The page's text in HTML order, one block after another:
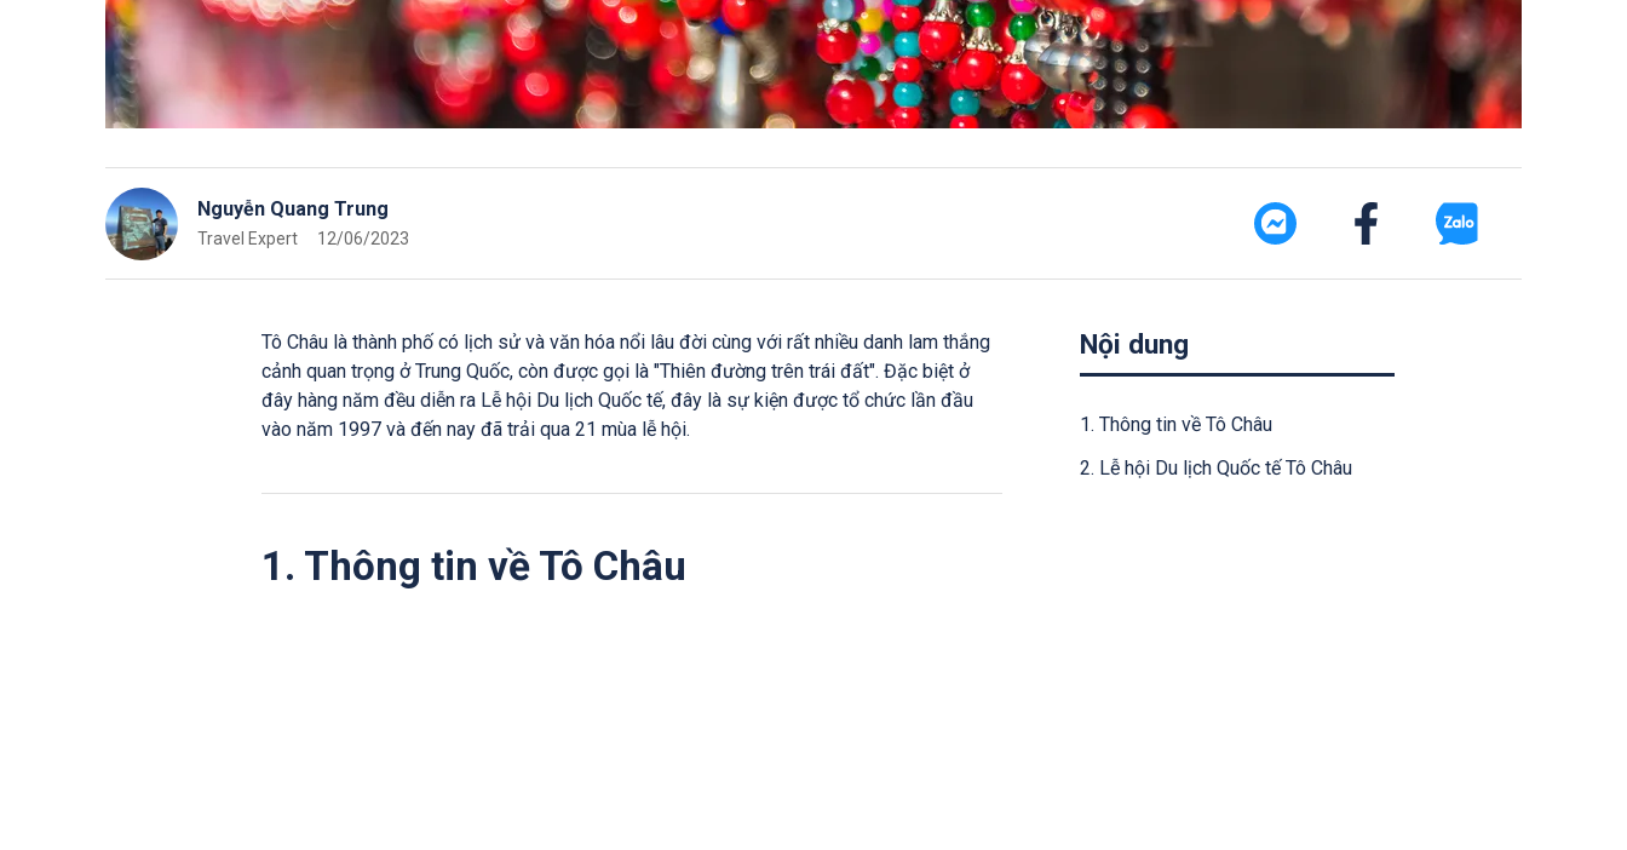
Nguyễn Quang Trung
Travel Expert 12/06/2023
Tô Châu là thành phố có lịch sử và văn hóa nổi lâu đời cùng với rất nhiều danh lam thắng
cảnh quan trọng ở Trung Quốc, còn được gọi là "Thiên đường trên trái đất". Đặc biệt ở
đây hàng năm đều diễn ra Lễ hội Du lịch Quốc tế, đây là sự kiện được tổ chức lần đầu
vào năm 1997 và đến nay đã trải qua 21 mùa lễ hội.
1. Thông tin về Tô Châu
Nội dung
1. Thông tin về Tô Châu
2. Lễ hội Du lịch Quốc tế Tô Châu